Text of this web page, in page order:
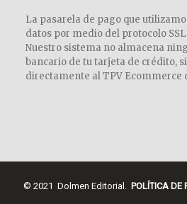
La pasarela de pago que
datos por medio del protocolo SSL
Nuestro sistema no almacena
bancario de tu tarjeta de crédito,
directamente al TPV Ecommerce
© 2021 Dolmen Editorial. POLÍTICA DE